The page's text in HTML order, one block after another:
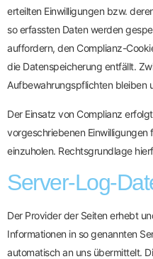
erteilten Einwilligungen bzw.
so erfassten Daten werden
auffordern, den Complianz-
die Datenspeicherung entfällt.
Aufbewahrungspflichten bleiben
Der Einsatz von Complianz
vorgeschriebenen Einwilligungen
einzuholen. Rechtsgrundlage
Server-Log-
Der Provider der Seiten erhebt
Informationen in so genannten
automatisch an uns übermittelt.